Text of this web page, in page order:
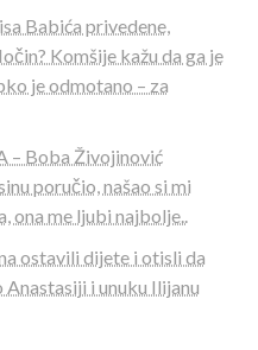
Babića privedene,
Komšije kažu da ga je
je odmotano – za
– Boba Živojinović
poručio, našao si mi
ona me ljubi najbolje..
ostavili dijete i otisli da
Anastasiji i unuku Ilijanu